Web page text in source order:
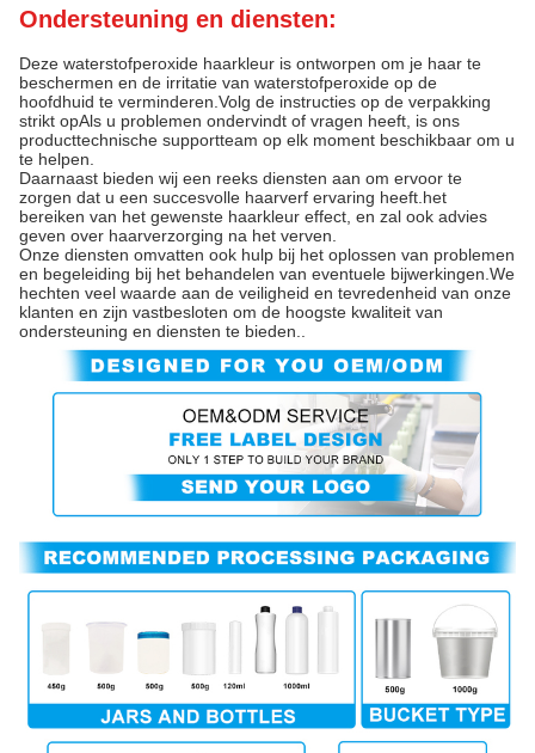
Ondersteuning en diensten:
Deze waterstofperoxide haarkleur is ontworpen om je haar te
beschermen en de irritatie van waterstofperoxide op de
hoofdhuid te verminderen.Volg de instructies op de verpakking
strikt opAls u problemen ondervindt of vragen heeft, is ons
producttechnische supportteam op elk moment beschikbaar om u
te helpen.
Daarnaast bieden wij een reeks diensten aan om ervoor te
zorgen dat u een succesvolle haarverf ervaring heeft.het
bereiken van het gewenste haarkleur effect, en zal ook advies
geven over haarverzorging na het verven.
Onze diensten omvatten ook hulp bij het oplossen van problemen
en begeleiding bij het behandelen van eventuele bijwerkingen.We
hechten veel waarde aan de veiligheid en tevredenheid van onze
klanten en zijn vastbesloten om de hoogste kwaliteit van
ondersteuning en diensten te bieden..